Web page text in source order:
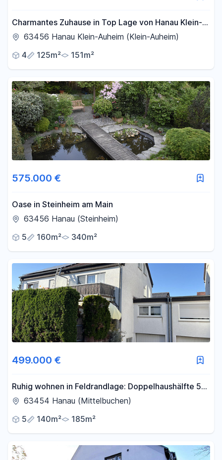
Charmantes Zuhause in Top Lage von Hanau Klein-
Auheim
63456 Hanau Klein-Auheim (Klein-Auheim)
4
125m² 151m²
575.000 €
Oase in Steinheim am Main
63456 Hanau (Steinheim)
5
160m² 340m²
499.000 €
Ruhig wohnen in Feldrandlage: Doppelhaushälfte 5
Zi, 140 qm, Garage
63454 Hanau (Mittelbuchen)
5
140m² 185m²